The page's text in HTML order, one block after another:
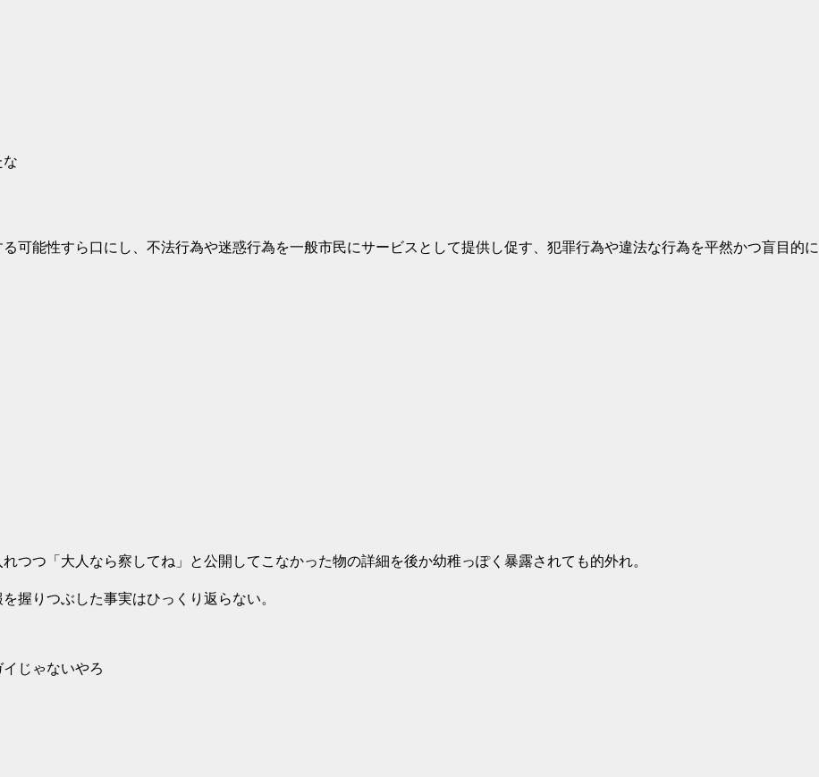
な
可能性すら口にし、不法行為や迷惑行為を一般市民にサービスとして提供し促す、犯罪行為や違法な行為を平然かつ盲目的に
つつ「大人なら察してね」と公開してこなかった物の詳細を後か幼稚っぽく暴露されても的外れ。
握りつぶした事実はひっくり返らない。
じゃないやろ